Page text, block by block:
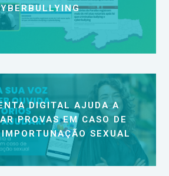
DIGITAL AJUDA A
PROVAS EM CASO DE
SEXUAL